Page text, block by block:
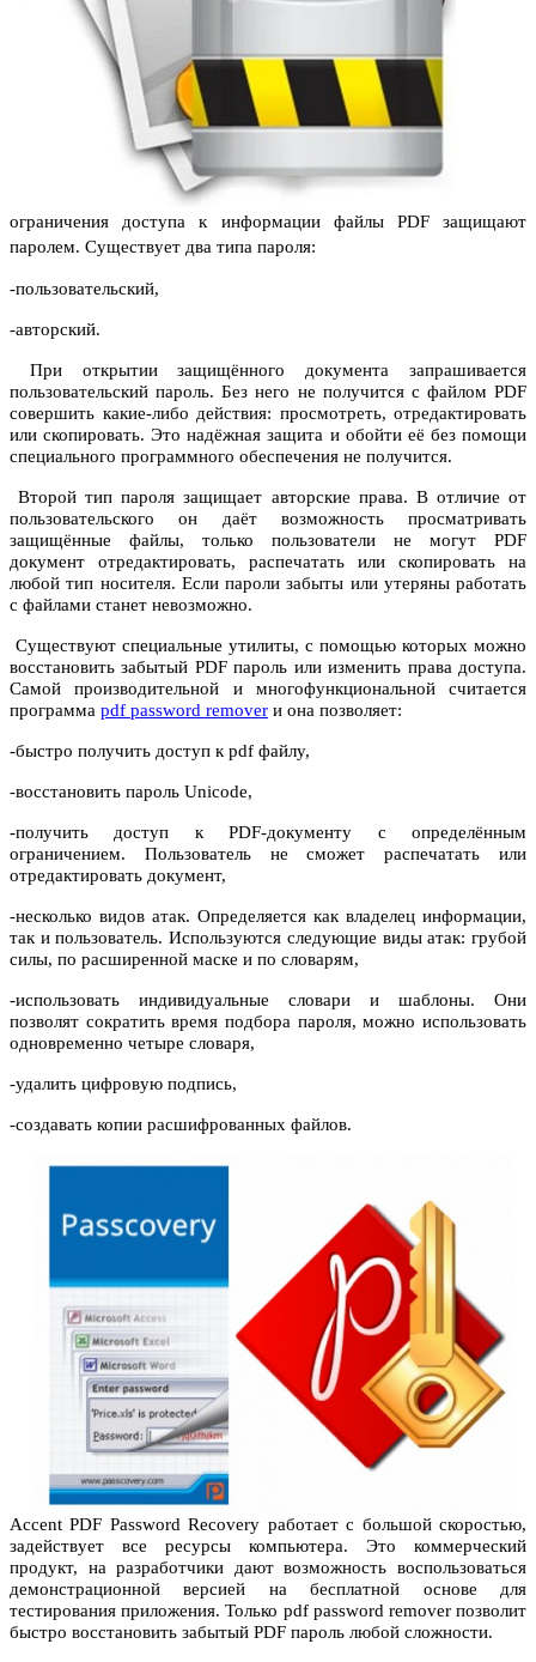
ограничения доступа к информации файлы PDF защищают
паролем. Существует два типа пароля:
-пользовательский,
-авторский.
При открытии защищённого документа запрашивается
пользовательский пароль. Без него не получится с файлом PDF
совершить какие-либо действия: просмотреть, отредактировать
или скопировать. Это надёжная защита и обойти её без помощи
специального программного обеспечения не получится.
Второй тип пароля защищает авторские права. В отличие от
пользовательского он даёт возможность просматривать
защищённые файлы, только пользователи не могут PDF
документ отредактировать, распечатать или скопировать на
любой тип носителя. Если пароли забыты или утеряны работать
с файлами станет невозможно.
Существуют специальные утилиты, с помощью которых можно
восстановить забытый PDF пароль или изменить права доступа.
Самой производительной и многофункциональной считается
программа pdf password remover и она позволяет:
-быстро получить доступ к pdf файлу,
-восстановить пароль Unicode,
-получить доступ к PDF-документу с определённым
ограничением. Пользователь не сможет распечатать или
отредактировать документ,
-несколько видов атак. Определяется как владелец информации,
так и пользователь. Используются следующие виды атак: грубой
силы, по расширенной маске и по словарям,
-использовать индивидуальные словари и шаблоны. Они
позволят сократить время подбора пароля, можно использовать
одновременно четыре словаря,
-удалить цифровую подпись,
-создавать копии расшифрованных файлов.
Accent PDF Password Recovery работает с большой скоростью,
задействует все ресурсы компьютера. Это коммерческий
продукт, на разработчики дают возможность воспользоваться
демонстрационной версией на бесплатной основе для
тестирования приложения. Только pdf password remover позволит
быстро восстановить забытый PDF пароль любой сложности.